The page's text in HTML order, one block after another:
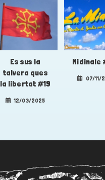
Es sus la
talvera ques
la libertat #19
12/03/2025
Midinale
07/11/